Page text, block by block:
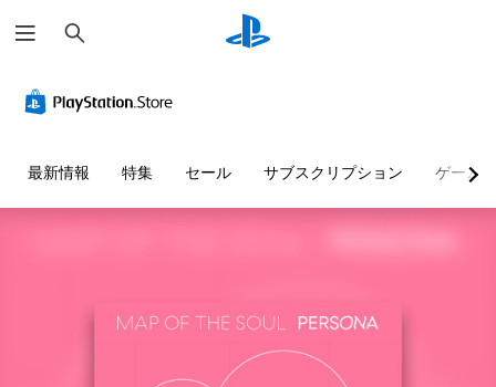
索
最新情報 特集 セール サブスクリプション ゲーム